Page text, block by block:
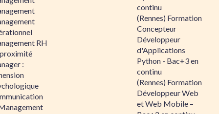
RH
:
continu
(Rennes) Formation
Concepteur
Développeur
d'Applications
Python - Bac+3 en
continu
(Rennes) Formation
Développeur Web
et Web Mobile –